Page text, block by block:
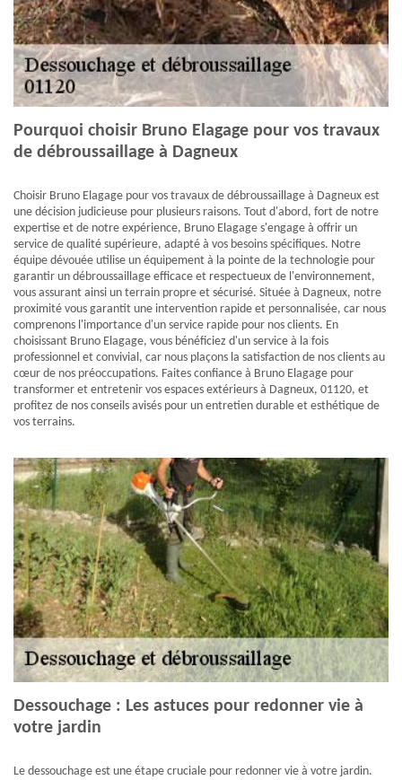
Pourquoi choisir Bruno Elagage pour vos travaux
de débroussaillage à Dagneux
Choisir Bruno Elagage pour vos travaux de débroussaillage à Dagneux est
une décision judicieuse pour plusieurs raisons. Tout d'abord, fort de notre
expertise et de notre expérience, Bruno Elagage s'engage à offrir un
service de qualité supérieure, adapté à vos besoins spécifiques. Notre
équipe dévouée utilise un équipement à la pointe de la technologie pour
garantir un débroussaillage efficace et respectueux de l'environnement,
vous assurant ainsi un terrain propre et sécurisé. Située à Dagneux, notre
proximité vous garantit une intervention rapide et personnalisée, car nous
comprenons l'importance d'un service rapide pour nos clients. En
choisissant Bruno Elagage, vous bénéficiez d'un service à la fois
professionnel et convivial, car nous plaçons la satisfaction de nos clients au
cœur de nos préoccupations. Faites confiance à Bruno Elagage pour
transformer et entretenir vos espaces extérieurs à Dagneux, 01120, et
profitez de nos conseils avisés pour un entretien durable et esthétique de
vos terrains.
Dessouchage : Les astuces pour redonner vie à
votre jardin
Le dessouchage est une étape cruciale pour redonner vie à votre jardin.